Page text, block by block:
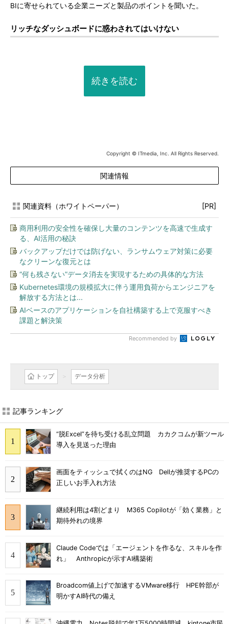
BIに寄せられている企業ニーズと製品のポイントを聞いた。
リッチなダッシュボードに惑わされてはいけない
続きを読む
Copyright © ITmedia, Inc. All Rights Reserved.
関連情報
関連資料（ホワイトペーパー） [PR]
商用利用の安全性を確保し大量のコンテンツを高速で生成す
る、AI活用の秘訣
バックアップだけでは防げない、ランサムウェア対策に必要
なクリーンな復元とは
“何も残さない”データ消去を実現するための具体的な方法
Kubernetes環境の規模拡大に伴う運用負荷からエンジニアを
解放する方法とは...
AIベースのアプリケーションを自社構築する上で克服すべき
課題と解決策
Recommended by
トップ データ分析
記事ランキング
“脱Excel”を待ち受ける乱立問題 カカクコムが新ツール
導入を見送った理由
画面をティッシュで拭くのはNG Dellが推奨するPCの
正しいお手入れ方法
継続利用は4割どまり M365 Copilotが「効く業務」と
期待外れの境界
Claude Codeでは「エージェントを作るな、スキルを作
れ」 Anthropicが示すAI構築術
Broadcom値上げで加速するVMware移行 HPE幹部が
明かすAI時代の備え